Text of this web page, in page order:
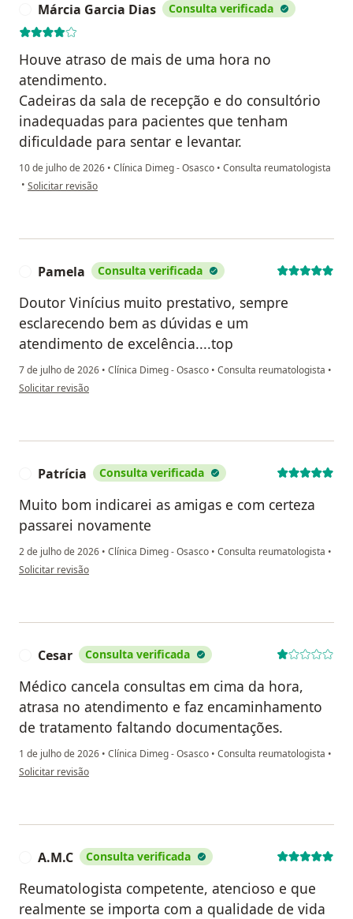
Márcia Garcia Dias Consulta verificada
Houve atraso de mais de uma hora no
atendimento.
Cadeiras da sala de recepção e do consultório
inadequadas para pacientes que tenham
dificuldade para sentar e levantar.
10 de julho de 2026 • Clínica Dimeg - Osasco • Consulta reumatologista
• na opinião do utilizador Márcia Garcia Dias
Solicitar revisão
Pamela Consulta verificada
Doutor Vinícius muito prestativo, sempre
esclarecendo bem as dúvidas e um
atendimento de excelência....top
7 de julho de 2026 • Clínica Dimeg - Osasco • Consulta reumatologista •
na opinião do utilizador Pamela
Solicitar revisão
Patrícia Consulta verificada
Muito bom indicarei as amigas e com certeza
passarei novamente
2 de julho de 2026 • Clínica Dimeg - Osasco • Consulta reumatologista •
na opinião do utilizador Patrícia
Solicitar revisão
Cesar Consulta verificada
Médico cancela consultas em cima da hora,
atrasa no atendimento e faz encaminhamento
de tratamento faltando documentações.
1 de julho de 2026 • Clínica Dimeg - Osasco • Consulta reumatologista •
na opinião do utilizador Cesar
Solicitar revisão
A.M.C Consulta verificada
Reumatologista competente, atencioso e que
realmente se importa com a qualidade de vida